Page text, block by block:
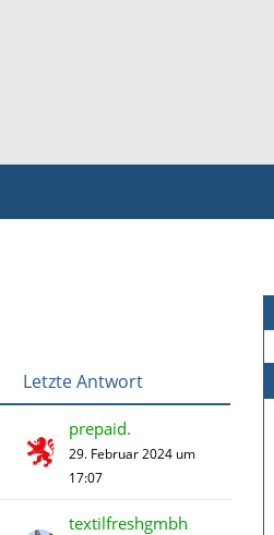
Letzte Antwort
prepaid.
29. Februar 2024 um
17:07
textilfreshgmbh